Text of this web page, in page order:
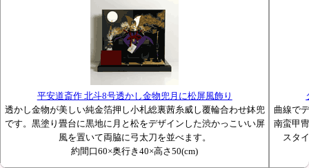
平安道斎作 北斗8号透かし金物兜月に松屏風飾り
透かし金物が美しい純金箔押し小札総裏茜糸威し覆輪合わせ鉢兜
です。黒塗り畳台に黒地に月と松をデザインした渋かっこいい屏
風を置いて両脇に弓太刀を並べます。
約間口60×奥行き40×高さ50(cm)
曲線で
南蛮甲
スタ